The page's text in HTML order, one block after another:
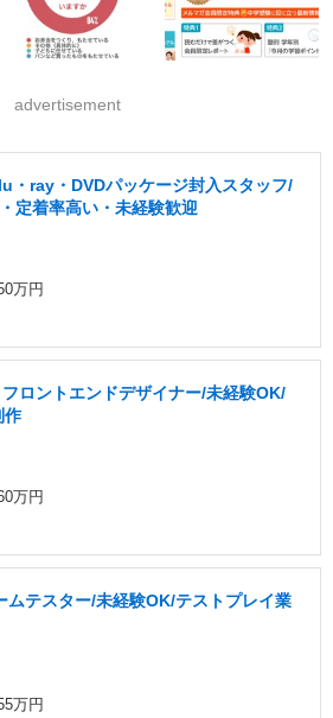
advertisement
・ray・DVDパッケージ封入スタッフ/
定着率高い・未経験歓迎
万円
フロントエンドデザイナー/未経験OK/
作
万円
ムテスター/未経験OK/テストプレイ業
万円